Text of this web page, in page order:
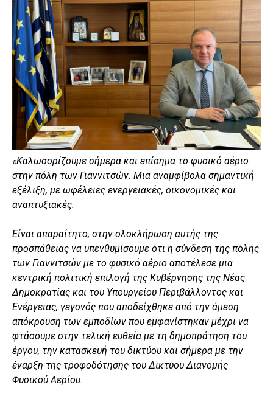
«Καλωσορίζουμε σήμερα και επίσημα το φυσικό αέριο
στην πόλη των Γιαννιτσών. Μια αναμφίβολα σημαντική
εξέλιξη, με ωφέλειες ενεργειακές, οικονομικές και
αναπτυξιακές.
Είναι απαραίτητο, στην ολοκλήρωση αυτής της
προσπάθειας να υπενθυμίσουμε ότι η σύνδεση της πόλης
των Γιαννιτσών με το φυσικό αέριο αποτέλεσε μια
κεντρική πολιτική επιλογή της Κυβέρνησης της Νέας
Δημοκρατίας και του Υπουργείου Περιβάλλοντος και
Ενέργειας, γεγονός που αποδείχθηκε από την άμεση
απόκρουση των εμποδίων που εμφανίστηκαν μέχρι να
φτάσουμε στην τελική ευθεία με τη δημοπράτηση του
έργου, την κατασκευή του δικτύου και σήμερα με την
έναρξη της τροφοδότησης του Δικτύου Διανομής
Φυσικού Αερίου.